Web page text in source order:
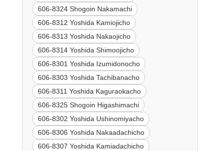
606-8324 Shogoin Nakamachi
606-8312 Yoshida Kamiojicho
606-8313 Yoshida Nakaojicho
606-8314 Yoshida Shimoojicho
606-8301 Yoshida Izumidonocho
606-8303 Yoshida Tachibanacho
606-8311 Yoshida Kaguraokacho
606-8325 Shogoin Higashimachi
606-8302 Yoshida Ushinomiyacho
606-8306 Yoshida Nakaadachicho
606-8307 Yoshida Kamiadachicho